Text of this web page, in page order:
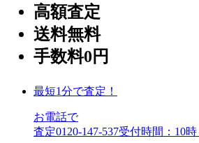
高額査定
送料無料
手数料0円
最短1分で査定！
お電話で
査定0120-147-537受付時間：10